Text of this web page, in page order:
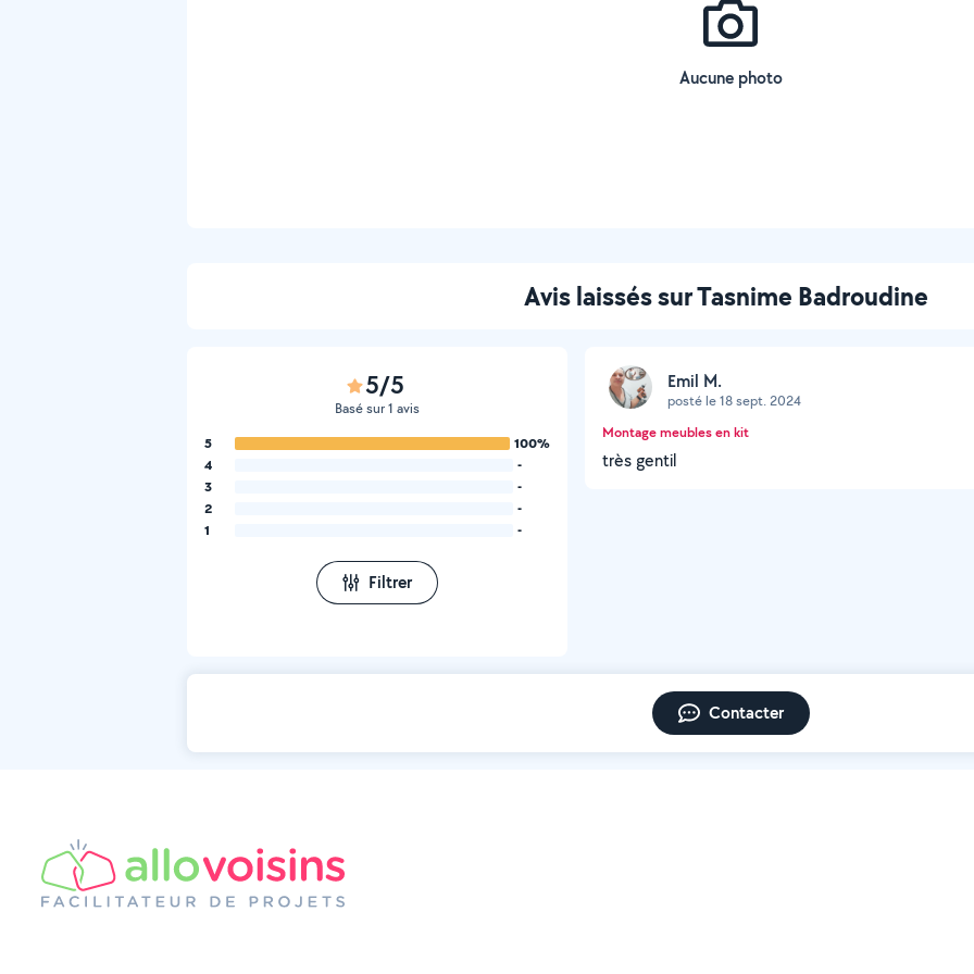
Aucune photo
Avis laissés sur Tasnime Badroudine
5/5
Basé sur 1 avis
5
100%
4
-
3
-
2
-
1
-
Filtrer
Emil M.
posté le 18 sept. 2024
Montage meubles en kit
très gentil
Contacter